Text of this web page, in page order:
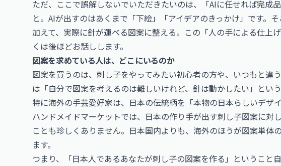
ただ、ここで誤解しないでいただきたいのは、「AIに任せれば完成
と。AIが出すのはあくまで「下絵」「アイデアのきっかけ」です。
加えて、実際に針が運べる図案に整える。この「人の手による仕上
くは後ほどお話しします。
図案を求めている人は、どこにいるのか
図案を買うのは、刺し子をやってみたい初心者の方や、いつもと違
は「自分で図案を考えるのは難しいけれど、針は動かしたい」という
特に海外の手芸愛好家は、日本の伝統柄を「本物の日本らしいデザ
ハンドメイドマーケットでは、日本の作り手が出す刺し子図案に対し
ことも珍しくありません。日本国内よりも、海外のほうが図案単体
ます。
つまり、「日本人であるあなたが刺し子の図案を作る」ということ